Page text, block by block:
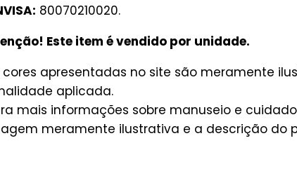
80070210020.
Este item é vendido por unidade.
cores apresentadas no site são meramente
aplicada.
mais informações sobre manuseio e
meramente ilustrativa e a descrição do